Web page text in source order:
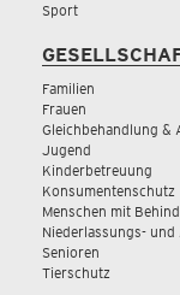
Sport
Familien
Frauen
Gleichbehandlung
Jugend
Kinderbetreuung
Konsumentenschutz
Menschen mit
Niederlassungs-
Senioren
Tierschutz